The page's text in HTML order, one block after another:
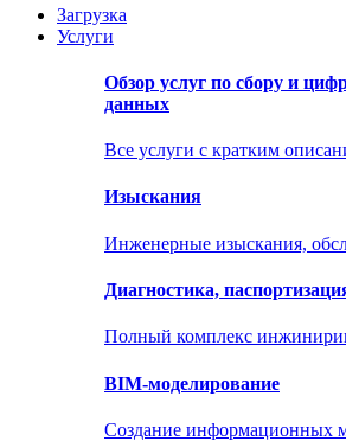
Загрузка
Услуги
Обзор услуг по сбору и
данных
Все услуги с кратким
Изыскания
Инженерные изыскания,
Диагностика,
Полный комплекс
BIM-моделирование
Создание информационных